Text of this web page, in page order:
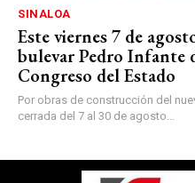
SINALOA
Este viernes 7 de
bulevar Pedro Infante
Congreso del Estado
Por obras de construcción del
cerrada del 7 al 30 de agosto...